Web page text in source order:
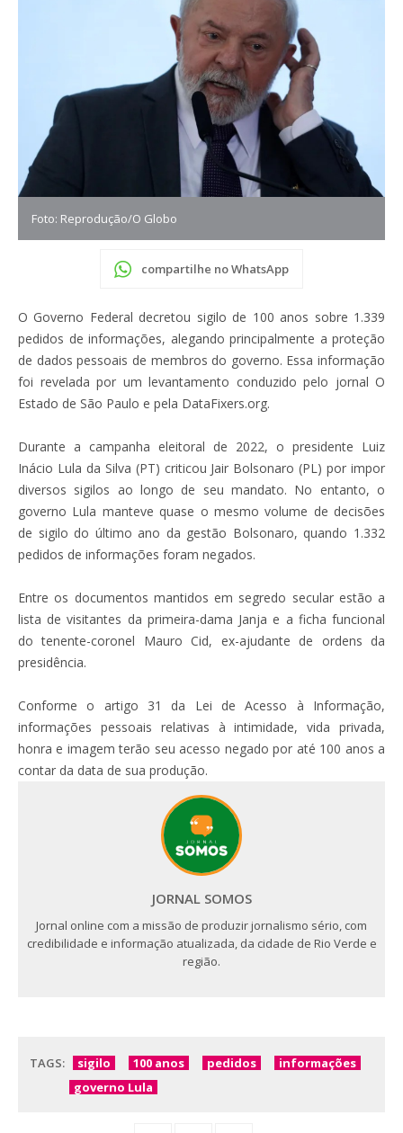
Foto: Reprodução/O Globo
compartilhe no WhatsApp
O Governo Federal decretou sigilo de 100 anos sobre 1.339
pedidos de informações, alegando principalmente a proteção
de dados pessoais de membros do governo. Essa informação
foi revelada por um levantamento conduzido pelo jornal O
Estado de São Paulo e pela DataFixers.org.
Durante a campanha eleitoral de 2022, o presidente Luiz
Inácio Lula da Silva (PT) criticou Jair Bolsonaro (PL) por impor
diversos sigilos ao longo de seu mandato. No entanto, o
governo Lula manteve quase o mesmo volume de decisões
de sigilo do último ano da gestão Bolsonaro, quando 1.332
pedidos de informações foram negados.
Entre os documentos mantidos em segredo secular estão a
lista de visitantes da primeira-dama Janja e a ficha funcional
do tenente-coronel Mauro Cid, ex-ajudante de ordens da
presidência.
Conforme o artigo 31 da Lei de Acesso à Informação,
informações pessoais relativas à intimidade, vida privada,
honra e imagem terão seu acesso negado por até 100 anos a
contar da data de sua produção.
JORNAL SOMOS
Jornal online com a missão de produzir jornalismo sério, com
credibilidade e informação atualizada, da cidade de Rio Verde e
região.
TAGS: sigilo 100 anos pedidos
informações
governo Lula